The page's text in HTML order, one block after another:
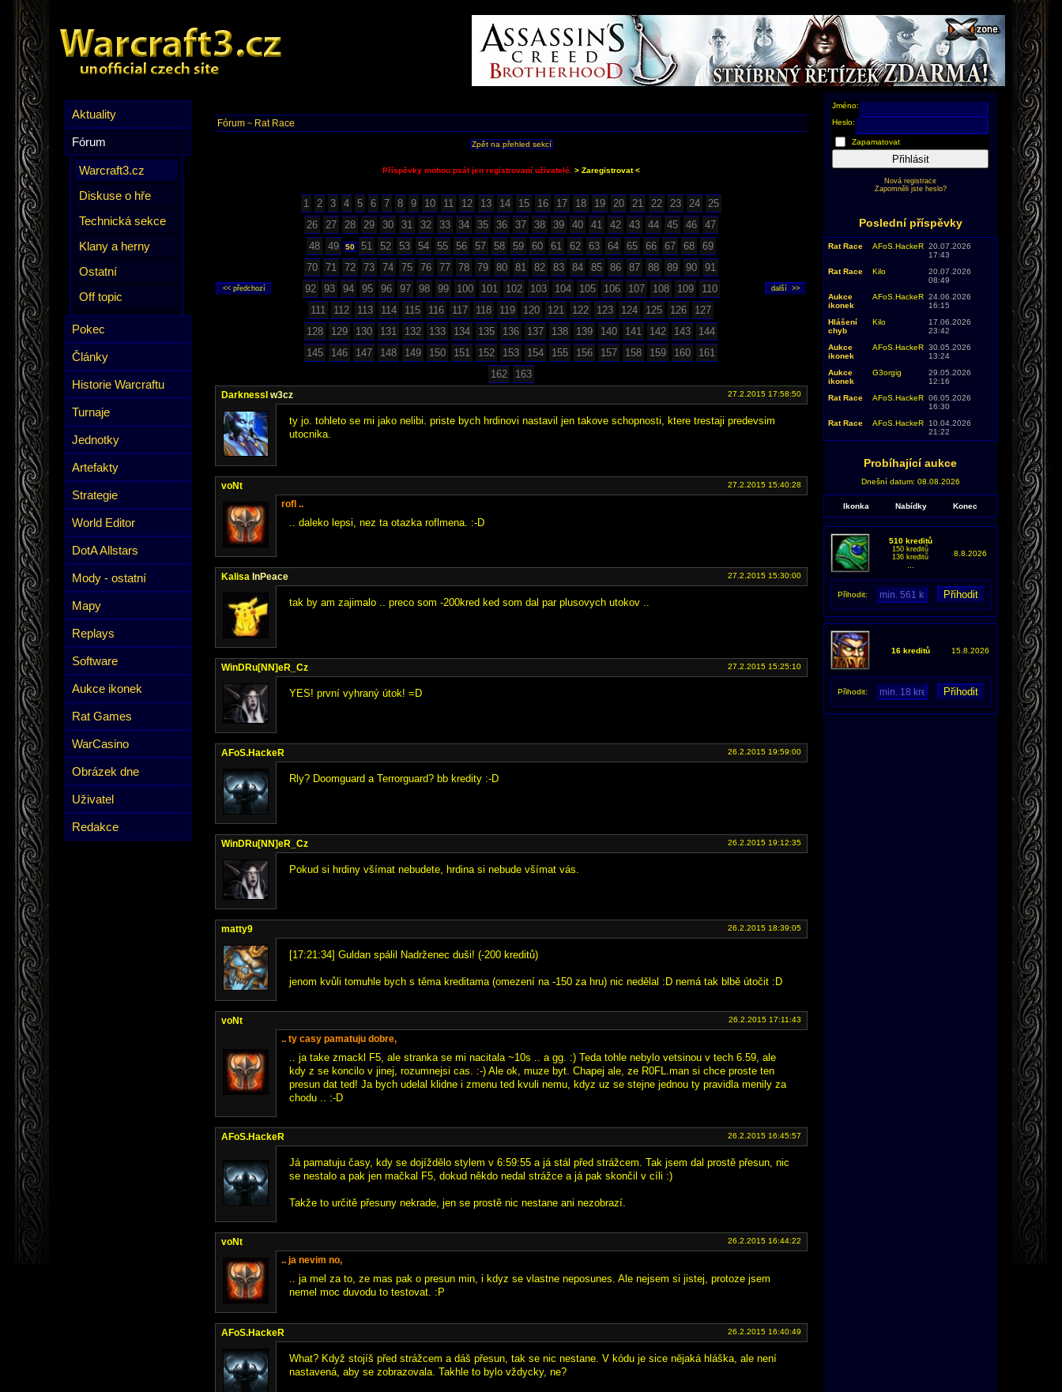
Aktuality
Fórum
Warcraft3.cz
Diskuse o hře
Technická sekce
Klany a herny
Ostatní
Off topic
Pokec
Články
Historie Warcraftu
Turnaje
Jednotky
Artefakty
Strategie
World Editor
DotA Allstars
Mody - ostatní
Mapy
Replays
Software
Aukce ikonek
Rat Games
WarCasino
Obrázek dne
Uživatel
Redakce
Fórum ~ Rat Race
Zpět na přehled sekcí
Příspěvky mohou psát jen registrovaní uživatelé. > Zaregistrovat <
1 2 3 4 5 6 7 8 9 10 11 12 13 14 15 16 17 18 19 20 21 22 23 24
25
26
27 28 29 30 31 32 33 34 35 36 37 38 39 40 41 42 43 44 45 46
47
48
49 50 51 52 53 54 55 56 57 58 59 60 61 62 63 64 65 66 67 68
69
70
71 72 73 74 75 76 77 78 79 80 81 82 83 84 85 86 87 88 89 90
91
92
93 94 95 96 97 98 99 100 101 102 103 104 105 106 107 108 109
110
111
112 113 114 115 116 117 118 119 120 121 122 123 124 125 126
127
128
129 130 131 132 133 134 135 136 137 138 139 140 141 142 143
144
145
146 147 148 149 150 151 152 153 154 155 156 157 158 159 160
161
162
163
DarknessI w3cz 27.2.2015 17:58:50
ty jo. tohleto se mi jako nelibi. priste bych hrdinovi nastavil jen takove schopnosti, ktere trestaji predevsim
utocnika.
voNt 27.2.2015 15:40:28
rofl ..
.. daleko lepsi, nez ta otazka roflmena. :-D
Kalisa InPeace 27.2.2015 15:30:00
tak by am zajimalo .. preco som -200kred ked som dal par plusovych utokov ..
WinDRu[NN]eR_Cz 27.2.2015 15:25:10
YES! první vyhraný útok! =D
AFoS.HackeR 26.2.2015 19:59:00
Rly? Doomguard a Terrorguard? bb kredity :-D
WinDRu[NN]eR_Cz 26.2.2015 19:12:35
Pokud si hrdiny všímat nebudete, hrdina si nebude všímat vás.
matty9 26.2.2015 18:39:05
[17:21:34] Guldan spálil Nadrženec duši! (-200 kreditů)
jenom kvůli tomuhle bych s těma kreditama (omezení na -150 za hru) nic nedělal :D nemá tak blbě útočit :D
voNt 26.2.2015 17:11:43
.. ty casy pamatuju dobre,
.. ja take zmackl F5, ale stranka se mi nacitala ~10s .. a gg. :) Teda tohle nebylo vetsinou v tech 6.59, ale
kdy z se koncilo v jinej, rozumnejsi cas. :-) Ale ok, muze byt. Chapej ale, ze R0FL.man si chce proste ten
presun dat ted! Ja bych udelal klidne i zmenu ted kvuli nemu, kdyz uz se stejne jednou ty pravidla menily za
chodu .. :-D
AFoS.HackeR 26.2.2015 16:45:57
Já pamatuju časy, kdy se dojíždělo stylem v 6:59:55 a já stál před strážcem. Tak jsem dal prostě přesun, nic
se nestalo a pak jen mačkal F5, dokud někdo nedal strážce a já pak skončil v cíli :)
Takže to určitě přesuny nekrade, jen se prostě nic nestane ani nezobrazí.
voNt 26.2.2015 16:44:22
.. ja nevim no,
.. ja mel za to, ze mas pak o presun min, i kdyz se vlastne neposunes. Ale nejsem si jistej, protoze jsem
nemel moc duvodu to testovat. :P
AFoS.HackeR 26.2.2015 16:40:49
What? Když stojíš před strážcem a dáš přesun, tak se nic nestane. V kódu je sice nějaká hláška, ale není
nastavená, aby se zobrazovala. Takhle to bylo vždycky, ne?
Jméno:
Heslo:
Zapamatovat
Přihlásit
Nová registrace
Zapomněli jste heslo?
Poslední příspěvky
Rat Race AFoS.HackeR 20.07.2026
17:43
Rat Race
Kilo
20.07.2026
08:49
Aukce
ikonek
AFoS.HackeR 24.06.2026
16:15
Hlášení
chyb
Kilo
17.06.2026
23:42
Aukce
ikonek
AFoS.HackeR 30.05.2026
13:24
Aukce
ikonek
G3orgig
29.05.2026
12:16
Rat Race
AFoS.HackeR 06.05.2026
16:30
Rat Race
AFoS.HackeR
10.04.2026
21:22
Probíhající aukce
Dnešní datum: 08.08.2026
Ikonka Nabídky Konec
510 kreditů
150 kreditů
136 kreditů
8.8.2026
Přihodit:
16 kreditů 15.8.2026
Přihodit: